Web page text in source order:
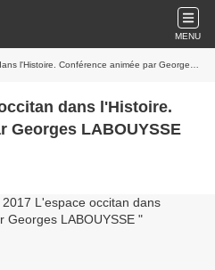
MENU
Conférence animée par Georges LABOUYSSE
dans l'Histoire.
Georges LABOUYSSE